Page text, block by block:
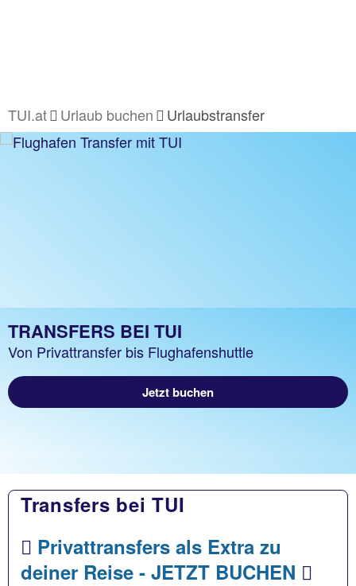
TUI.at Urlaub buchen Urlaubstransfer
TRANSFERS BEI TUI
Von Privattransfer bis Flughafenshuttle
Jetzt buchen
Transfers bei TUI
Privattransfers als Extra zu
deiner Reise - JETZT BUCHEN